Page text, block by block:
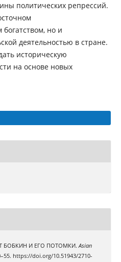
политических репрессий.
богатством, но и
деятельностью в стране.
историческую
на основе новых
БОБКИН И ЕГО ПОТОМКИ.Asian
https://doi.org/10.51943/2710-